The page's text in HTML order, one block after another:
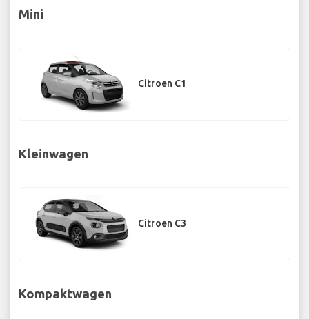
Mini
Citroen C1
Kleinwagen
Citroen C3
Kompaktwagen